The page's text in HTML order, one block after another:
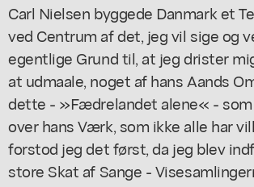
Carl Nielsen byggede Danmark et
ved Centrum af det, jeg vil sige og
egentlige Grund til, at jeg drister
at udmaale, noget af hans Aands
dette - »Fædrelandet alene« -
over hans Værk, som ikke alle har
forstod jeg det først, da jeg blev
store Skat af Sange -